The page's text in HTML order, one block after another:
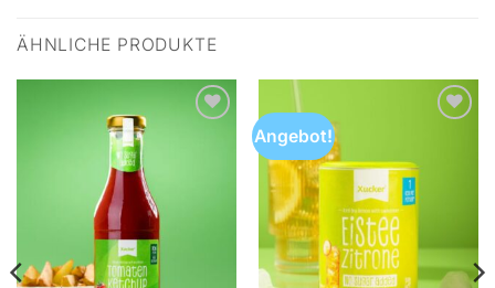
ÄHNLICHE PRODUKTE
Angebot!
hinzufügen